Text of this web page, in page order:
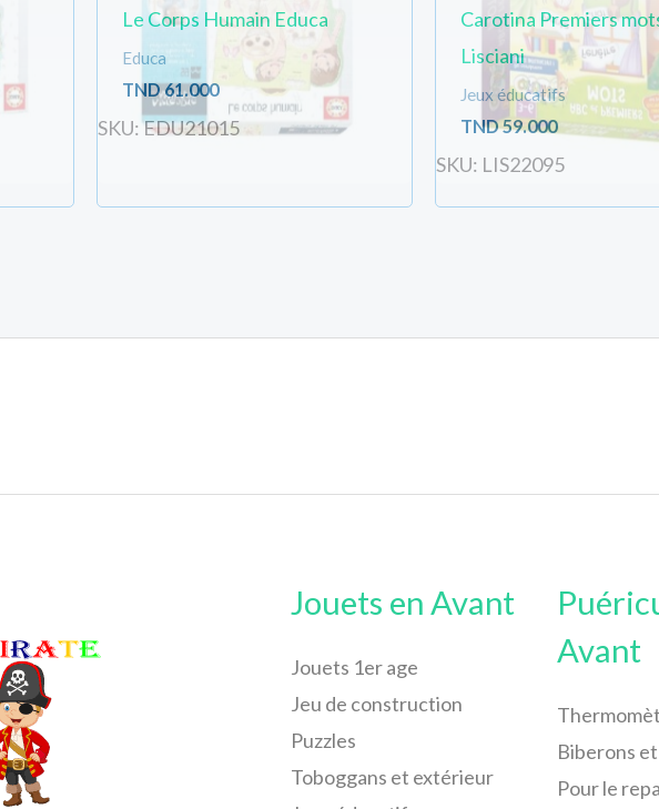
Le Corps Humain Educa
Educa
TND61.000
SKU: EDU21015
Carotina Premiers
Lisciani
Jeux éducatifs
TND59.000
SKU: LIS22095
Jouets en Avant
Jouets 1er age
Jeu de construction
Puzzles
Toboggans et extérieur
Avant
Biberons
Pour le